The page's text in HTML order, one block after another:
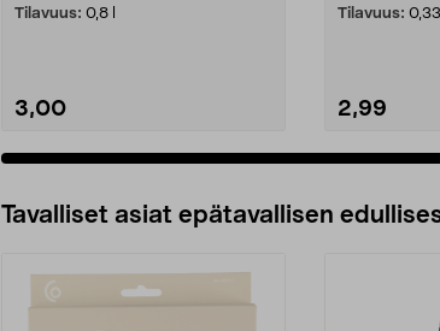
Tilavuus: 0,8 l
3,00
Tilavuus: 0,33 l
2,99
Tavalliset asiat epätavallisen